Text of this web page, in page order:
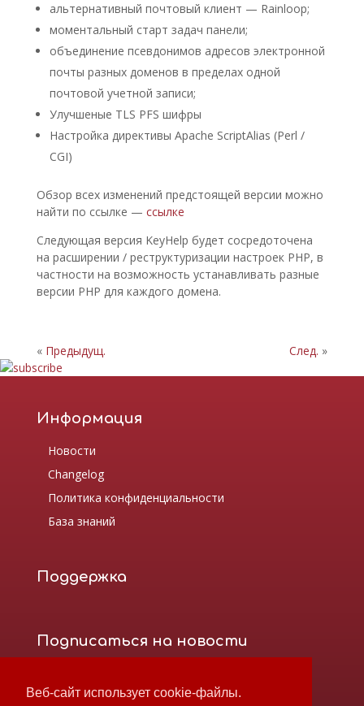
Веб-сайт использует cookie-файлы.
альтернативный почтовый клиент — Rainloop;
моментальный старт задач панели;
объединение псевдонимов адресов электронной
почты разных доменов в пределах одной
почтовой учетной записи;
Улучшеные TLS PFS шифры
Настройка директивы Apache ScriptAlias (Perl /
CGI)
Обзор всех изменений предстоящей версии можно
найти по ссылке — ссылке
Следующая версия KeyHelp будет сосредоточена
на расширении / реструктуризации настроек PHP, в
частности на возможность устанавливать разные
версии PHP для каждого домена.
« Предыдущ. След. »
Информация
Новости
Changelog
Политика конфиденциальности
База знаний
Поддержка
Подписаться на новости